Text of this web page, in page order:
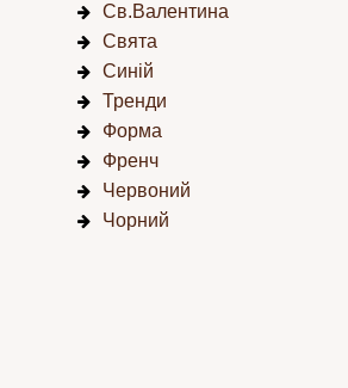
Св.Валентина
Свята
Синій
Тренди
Форма
Френч
Червоний
Чорний